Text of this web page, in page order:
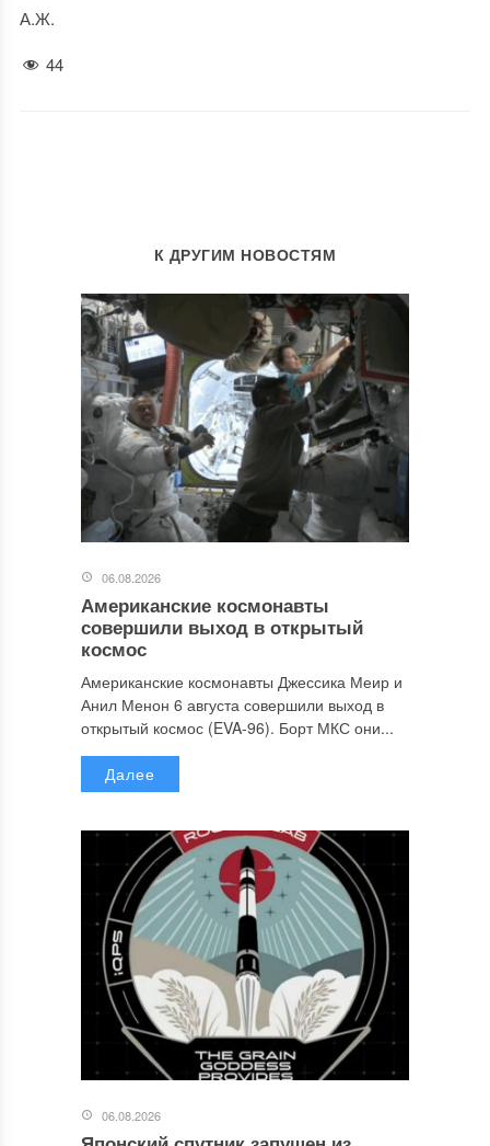
А.Ж.
44
К ДРУГИМ НОВОСТЯМ
06.08.2026
Американские космонавты
совершили выход в открытый
космос
Американские космонавты Джессика Меир и
Анил Менон 6 августа совершили выход в
открытый космос (EVA-96). Борт МКС они...
Далее
06.08.2026